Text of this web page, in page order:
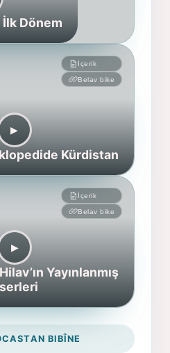
İlk Dönem
İçerik
Belav bike
▶︎
Kürdistan
İçerik
Belav bike
▶︎
Yayınlanmış
BIBÎNE